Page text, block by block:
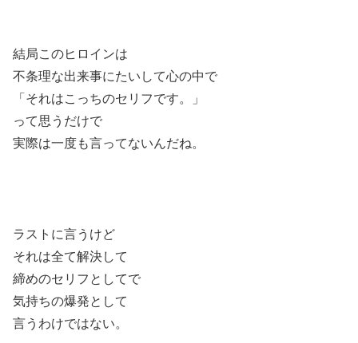
結局このヒロインは
不条理な出来事にたいして心の中で
「それはこっちのセリフです。」
って思うだけで
実際は一度も言ってないんだね。
ラストに言うけど
それは全て解決して
締めのセリフとしてで
気持ちの爆発として
言うわけではない。